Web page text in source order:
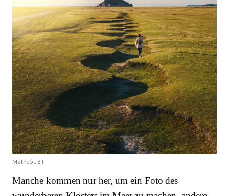
Matheo JBT
Manche kommen nur her, um ein Foto des